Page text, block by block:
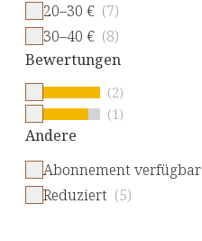
20–30 € (7)
30–40 € (8)
Bewertungen
(2)
(1)
Andere
Abonnement verfügbar
Reduziert (5)